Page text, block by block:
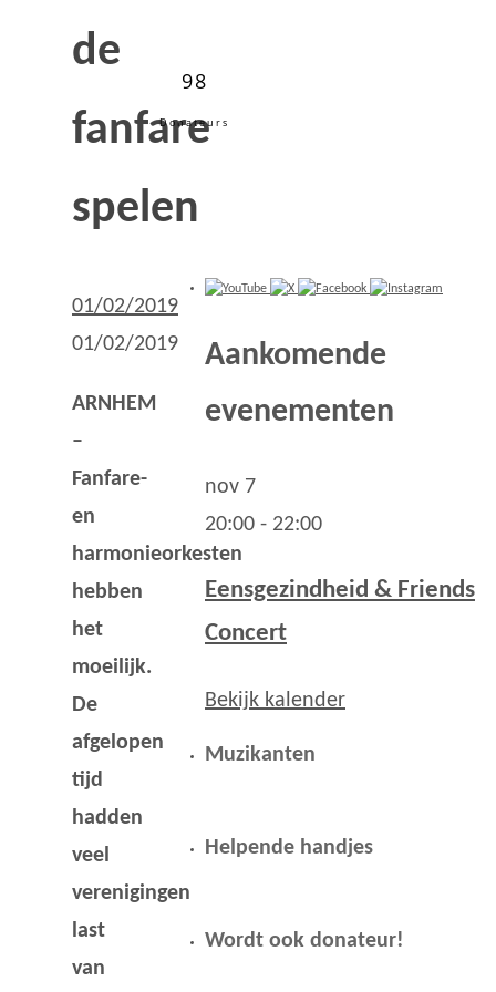
de
fanfare
spelen
01/02/2019
01/02/2019
ARNHEM
–
Fanfare-
en
harmonieorkesten
hebben
het
moeilijk.
De
afgelopen
tijd
hadden
veel
verenigingen
last
van
98
Donateurs
Aankomende
evenementen
nov 7
20:00 - 22:00
Eensgezindheid & Friends
Concert
Bekijk kalender
Muzikanten
Helpende handjes
Wordt ook donateur!